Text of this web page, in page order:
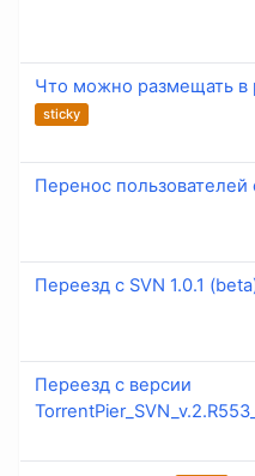
Что можно размещать в
sticky
Перенос пользователей
Переезд с SVN 1.0.1
Переезд с версии